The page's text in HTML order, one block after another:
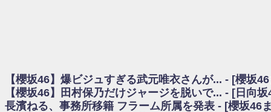
乃木坂欅坂まとめのまとめ / 【日向坂46】この月、何かあるのか！？『お願
欅坂/日向坂46まとめのまとめ / 【櫻坂46】ミーグリで喧嘩！？山下瞳月、こ
乃木坂46アンテナ / 【櫻坂46】ハリソン守屋「ゆーづのせいです」【ラヴィ
【櫻坂46】爆ビジュすぎる武元唯衣さんが... - [櫻坂
【櫻坂46】田村保乃だけジャージを脱いで... - [日向
長濱ねる、事務所移籍 フラーム所属を発表 - [櫻坂46